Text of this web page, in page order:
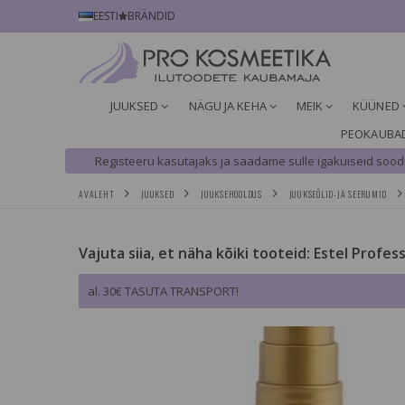
EESTI BRÄNDID
JUUKSED NÄGU JA KEHA MEIK KÜÜNED
Registeeru kasutajaks ja saadame sulle igakuiseid
AVALEHT JUUKSED JUUKSEHOOLDUS JUUKSEÕLID-JA SEERUMID
Vajuta siia, et näha kõiki tooteid: Estel
al. 30€ TASUTA TRANSPORT!